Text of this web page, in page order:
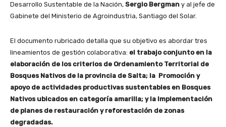
Desarrollo Sustentable de la Nación, Sergio Bergman y al jefe de
Gabinete del Ministerio de Agroindustria, Santiago del Solar.
El documento rubricado detalla que su objetivo es abordar tres
lineamientos de gestión colaborativa: el trabajo conjunto en la
elaboración de los criterios de Ordenamiento Territorial de
Bosques Nativos de la provincia de Salta; la Promoción y
apoyo de actividades productivas sustentables en Bosques
Nativos ubicados en categoría amarilla; y la Implementación
de planes de restauración y reforestación de zonas
degradadas.